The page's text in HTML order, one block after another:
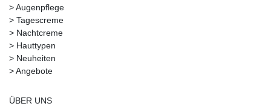
>Augenpflege
> Tagescreme
> Nachtcreme
> Hauttypen
> Neuheiten
>Angebote
ÜBER UNS